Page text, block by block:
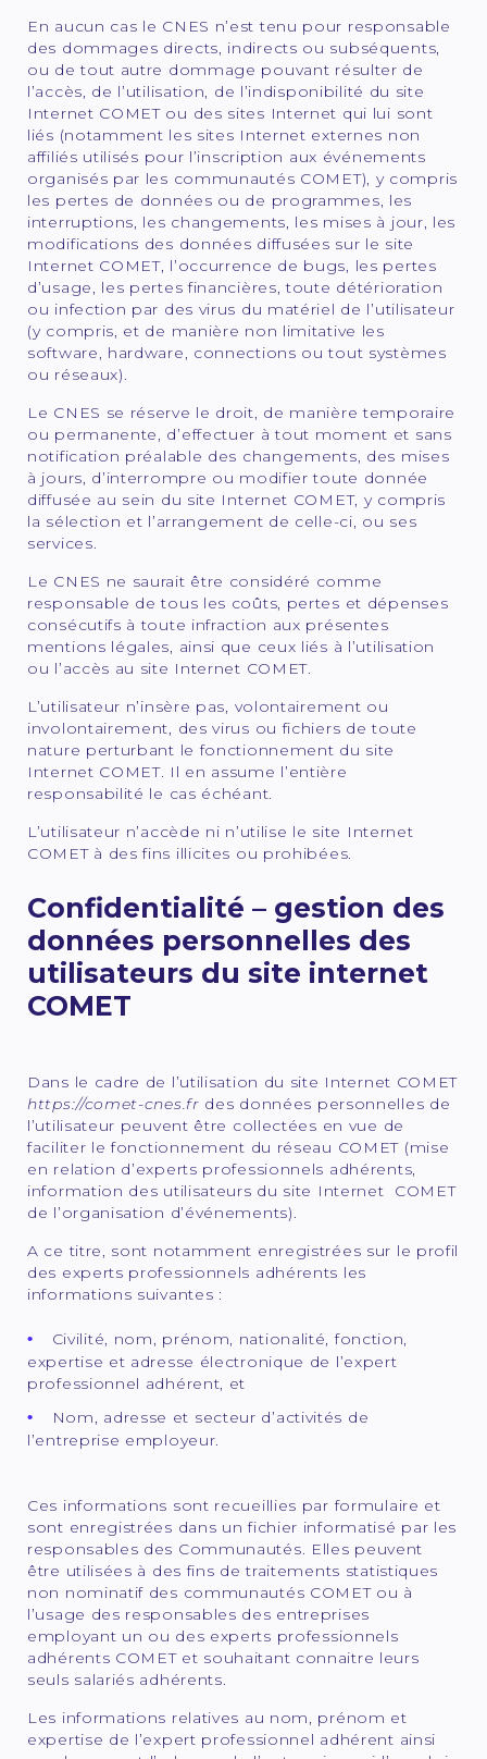
En aucun cas le CNES n’est tenu pour responsable
des dommages directs, indirects ou subséquents,
ou de tout autre dommage pouvant résulter de
l’accès, de l’utilisation, de l’indisponibilité du site
Internet COMET ou des sites Internet qui lui sont
liés (notamment les sites Internet externes non
affiliés utilisés pour l’inscription aux événements
organisés par les communautés COMET), y compris
les pertes de données ou de programmes, les
interruptions, les changements, les mises à jour, les
modifications des données diffusées sur le site
Internet COMET, l’occurrence de bugs, les pertes
d’usage, les pertes financières, toute détérioration
ou infection par des virus du matériel de l’utilisateur
(y compris, et de manière non limitative les
software, hardware, connections ou tout systèmes
ou réseaux).
Le CNES se réserve le droit, de manière temporaire
ou permanente, d’effectuer à tout moment et sans
notification préalable des changements, des mises
à jours, d’interrompre ou modifier toute donnée
diffusée au sein du site Internet COMET, y compris
la sélection et l’arrangement de celle-ci, ou ses
services.
Le CNES ne saurait être considéré comme
responsable de tous les coûts, pertes et dépenses
consécutifs à toute infraction aux présentes
mentions légales, ainsi que ceux liés à l’utilisation
ou l’accès au site Internet COMET.
L’utilisateur n’insère pas, volontairement ou
involontairement, des virus ou fichiers de toute
nature perturbant le fonctionnement du site
Internet COMET. Il en assume l’entière
responsabilité le cas échéant.
L’utilisateur n’accède ni n’utilise le site Internet
COMET à des fins illicites ou prohibées.
Confidentialité – gestion des
données personnelles des
utilisateurs du site internet
COMET
Dans le cadre de l’utilisation du site Internet COMET
https://comet-cnes.fr des données personnelles de
l’utilisateur peuvent être collectées en vue de
faciliter le fonctionnement du réseau COMET (mise
en relation d’experts professionnels adhérents,
information des utilisateurs du site Internet COMET
de l’organisation d’événements).
A ce titre, sont notamment enregistrées sur le profil
des experts professionnels adhérents les
informations suivantes :
Civilité, nom, prénom, nationalité, fonction,
expertise et adresse électronique de l’expert
professionnel adhérent, et
Nom, adresse et secteur d’activités de
l’entreprise employeur.
Ces informations sont recueillies par formulaire et
sont enregistrées dans un fichier informatisé par les
responsables des Communautés. Elles peuvent
être utilisées à des fins de traitements statistiques
non nominatif des communautés COMET ou à
l’usage des responsables des entreprises
employant un ou des experts professionnels
adhérents COMET et souhaitant connaitre leurs
seuls salariés adhérents.
Les informations relatives au nom, prénom et
expertise de l’expert professionnel adhérent ainsi